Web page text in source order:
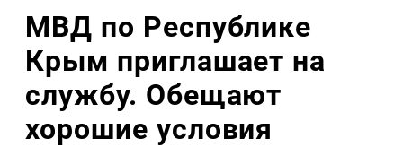
МВД по Республике
Крым приглашает на
службу. Обещают
хорошие условия